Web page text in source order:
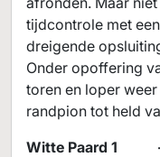
tijdcontrole met
dreigende
Onder opoffering
toren en loper
randpion tot held
Witte Paard